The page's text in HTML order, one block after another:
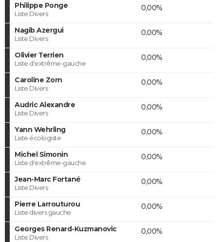
Philippe Ponge
Liste Divers
0,00%
Nagib Azergui
Liste Divers
0,00%
Olivier Terrien
Liste d'extrême-gauche
0,00%
Caroline Zorn
Liste Divers
0,00%
Audric Alexandre
Liste Divers
0,00%
Yann Wehrling
Liste écologiste
0,00%
Michel Simonin
Liste d'extrême-gauche
0,00%
Jean-Marc Fortané
Liste Divers
0,00%
Pierre Larrouturou
Liste divers gauche
0,00%
Georges Renard-Kuzmanovic
Liste Divers
0,00%